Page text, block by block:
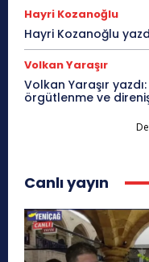
Hayri Kozanoğlu
Hayri Kozanoğlu
Volkan Yaraşır
Volkan Yaraşır
örgütlenme ve
Canlı yayın